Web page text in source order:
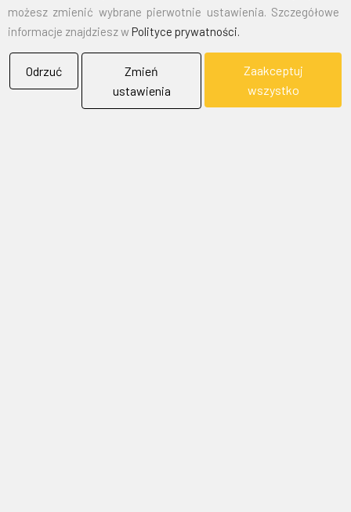
możesz zmienić wybrane pierwotnie ustawienia. Szczegółowe
informacje znajdziesz wPolityce prywatności.
Odrzuć
Zmień
ustawienia
Zaakceptuj
wszystko